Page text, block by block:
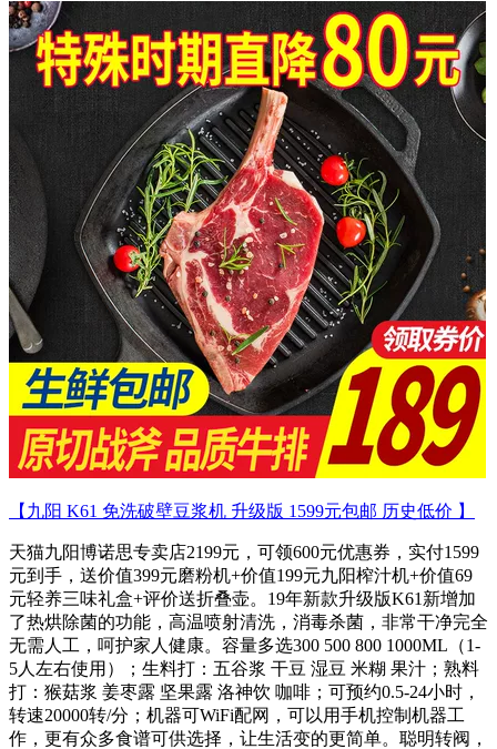
【九阳 K61 免洗破壁豆浆机 升级版 1599元包邮 历史低价 】
天猫九阳博诺思专卖店2199元，可领600元优惠券，实付1599
元到手，送价值399元磨粉机+价值199元九阳榨汁机+价值69
元轻养三味礼盒+评价送折叠壶。19年新款升级版K61新增加
了热烘除菌的功能，高温喷射清洗，消毒杀菌，非常干净完全
无需人工，呵护家人健康。容量多选300 500 800 1000ML（1-
5人左右使用）；生料打：五谷浆 干豆 湿豆 米糊 果汁；熟料
打：猴菇浆 姜枣露 坚果露 洛神饮 咖啡；可预约0.5-24小时，
转速20000转/分；机器可WiFi配网，可以用手机控制机器工
作，更有众多食谱可供选择，让生活变的更简单。聪明转阀，